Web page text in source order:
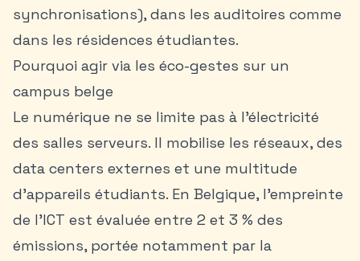
synchronisations), dans les auditoires comme
dans les résidences étudiantes.
Pourquoi agir via les éco-gestes sur un
campus belge
Le numérique ne se limite pas à l’électricité
des salles serveurs. Il mobilise les réseaux, des
data centers externes et une multitude
d’appareils étudiants. En Belgique, l’empreinte
de l’ICT est évaluée entre 2 et 3 % des
émissions, portée notamment par la